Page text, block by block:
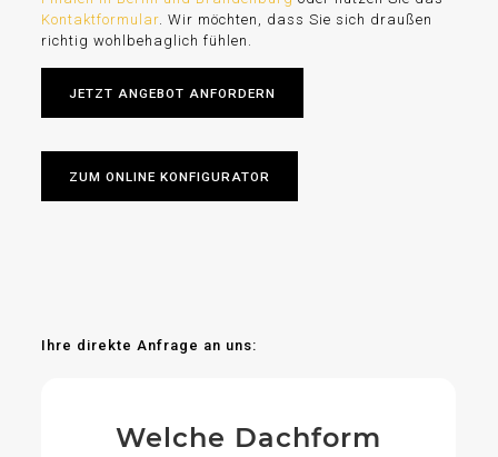
Kontaktformular. Wir möchten, dass Sie sich draußen
richtig wohlbehaglich fühlen.
JETZT ANGEBOT ANFORDERN
ZUM ONLINE KONFIGURATOR
Ihre direkte Anfrage an uns:
Welche Dachform